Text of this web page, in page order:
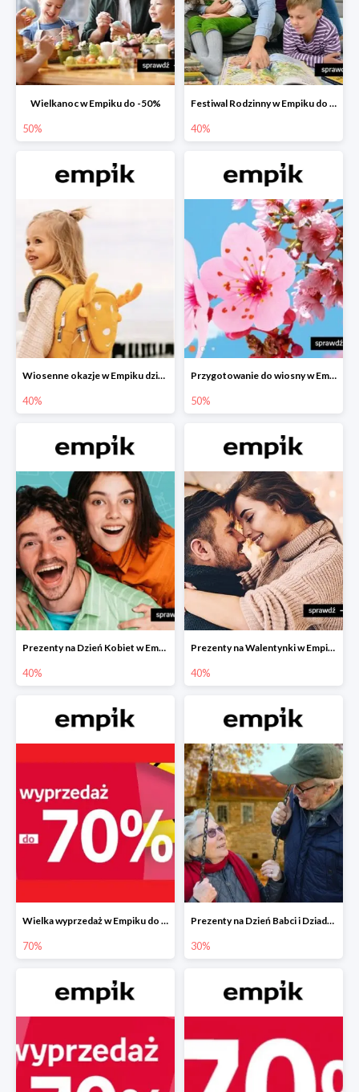
Wielkanoc w Empiku do -50%
50%
Festiwal Rodzinny w Empiku do -40%
40%
Wiosenne okazje w Empiku dziecko w podróży do -40%
40%
Przygotowanie do wiosny w Empiku - setki produktów do -50%
50%
Prezenty na Dzień Kobiet w Empiku do -40%
40%
Prezenty na Walentynki w Empiku do -40%
40%
Wielka wyprzedaż w Empiku do -70%
70%
Prezenty na Dzień Babci i Dziadka w Empiku do -30%
30%